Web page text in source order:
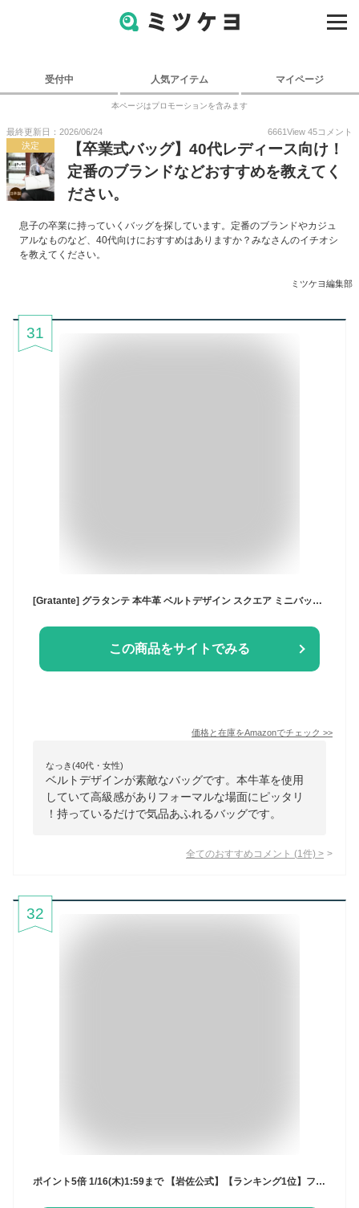
受付中 人気アイテム マイページ
本ページはプロモーションを含みます
最終更新日：2026/06/24 6661View 45コメント
決定
【卒業式バッグ】40代レディース向け！
定番のブランドなどおすすめを教えてく
ださい。
息子の卒業に持っていくバッグを探しています。定番のブランドやカジュ
アルなものなど、40代向けにおすすめはありますか？みなさんのイチオシ
を教えてください。
ミツケヨ編集部
31
[Gratante] グラタンテ 本牛革 ベルトデザイン スクエア ミニバッグ レディース ハンドバッグ 通勤バッグ abb-g0061 (ブラック)
この商品をサイトでみる
価格と在庫をAmazonでチェック >>
なっき(40代・女性)
ベルトデザインが素敵なバッグです。本牛革を使用
していて高級感がありフォーマルな場面にピッタリ
！持っているだけで気品あふれるバッグです。
全てのおすすめコメント (1 件) >
32
ポイント5倍 1/16(木)1:59まで 【岩佐公式】【ランキング1位】フォーマルバッグ 日本製 大きめ ブランド マグネット 葬儀 お葬式 弔事 慶弔両用 卒業式 卒園式 入学式 入園式 学校行事 かばん ブラックフォーマル 黒 喪服バッグ 冠婚葬祭 ハンドバッグ 1752